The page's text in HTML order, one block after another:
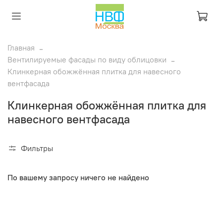
Главная
Вентилируемые фасады по виду облицовки
Клинкерная обожжённая плитка для навесного
вентфасада
Клинкерная обожжённая плитка для
навесного вентфасада
Фильтры
По вашему запросу ничего не найдено